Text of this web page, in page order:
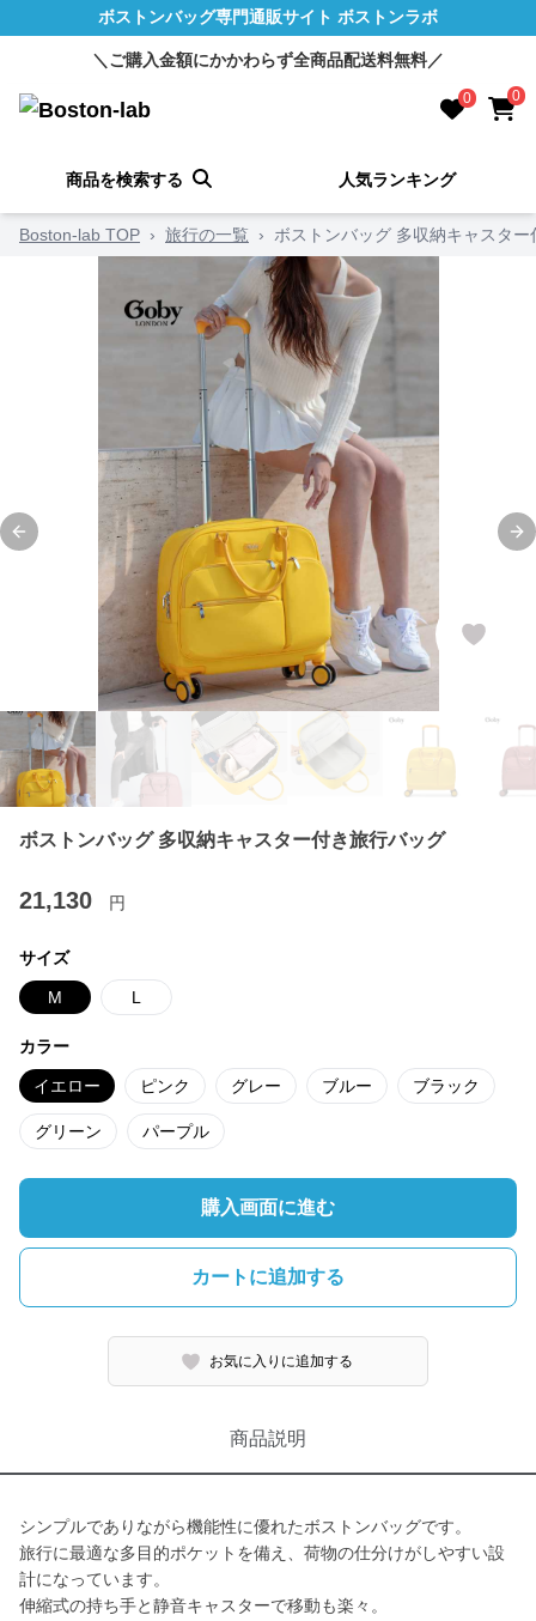
ボストンバッグ専門通販サイト ボストンラボ
＼ご購入金額にかかわらず全商品配送料無料／
0 0
商品を検索する 人気ランキング
Boston-lab TOP › 旅行の一覧 › ボストンバッグ 多収納キャスター
Previous slide
ボストンバッグ 多収納キャスター付き旅行バッグ
21,130 円
サイズ
M L
カラー
イエロー ピンク グレー ブルー ブラック
グリーン パープル
購入画面に進む
カートに追加する
お気に入りに追加する
商品説明
シンプルでありながら機能性に優れたボストンバッグです。
旅行に最適な多目的ポケットを備え、荷物の仕分けがしやすい設
計になっています。
伸縮式の持ち手と静音キャスターで移動も楽々。